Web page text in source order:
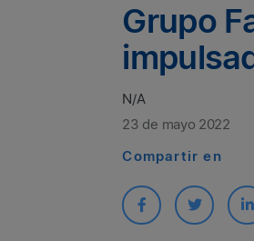
Grupo
N/A
23 de mayo 2022
Compartir en